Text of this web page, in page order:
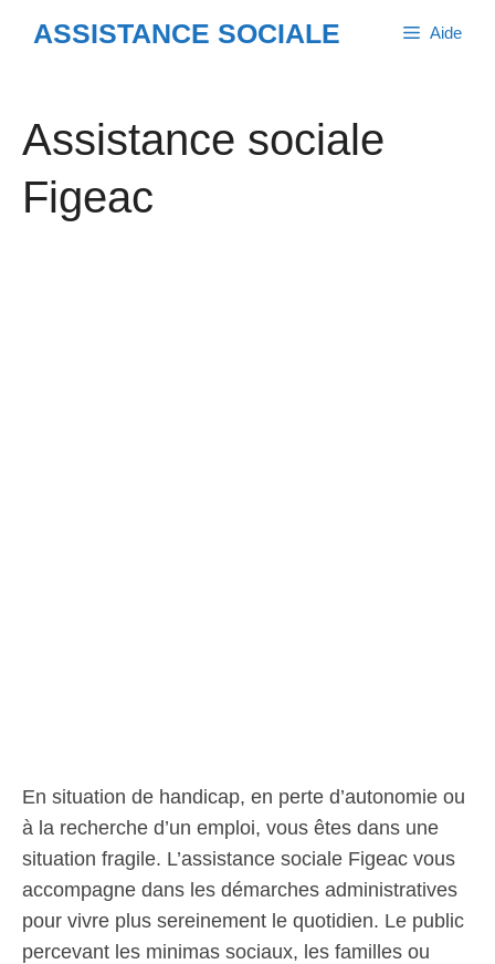
ASSISTANCE SOCIALE Aide
Assistance sociale
Figeac
En situation de handicap, en perte d’autonomie ou
à la recherche d’un emploi, vous êtes dans une
situation fragile. L’assistance sociale Figeac vous
accompagne dans les démarches administratives
pour vivre plus sereinement le quotidien. Le public
percevant les minimas sociaux, les familles ou